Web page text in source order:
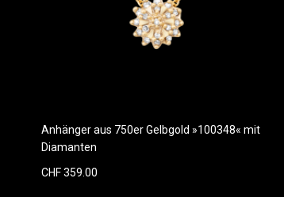
Anhänger aus 750er Gelbgold »100348« mit
Diamanten
CHF 359.00